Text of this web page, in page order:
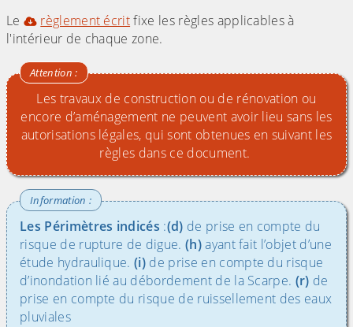
Le
règlement écritfixe les règles applicables à
l'intérieur de chaque zone.
Les travaux de construction ou de rénovation ou
encore d’aménagement ne peuvent avoir lieu sans les
autorisations légales, qui sont obtenues en suivant les
règles dans ce document.
Les Périmètres indicés :(d) de prise en compte du
risque de rupture de digue. (h)ayant fait l’objet d’une
étude hydraulique.(i) de prise en compte du risque
d’inondation lié au débordement de la Scarpe. (r) de
prise en compte du risque de ruissellement des eaux
pluviales